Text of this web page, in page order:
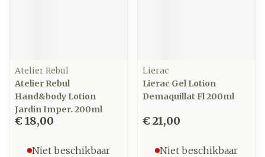
Atelier Rebul
Atelier Rebul
Hand&body Lotion
Jardin Imper. 200ml
€ 18,00
Niet beschikbaar
Lierac
Lierac Gel Lotion
Demaquillat Fl 200ml
€ 21,00
Niet beschikbaar